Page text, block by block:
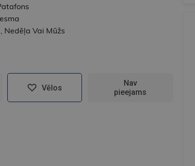
Nedēļa Vai Mūžs
Vēlos
Nav
pieejams